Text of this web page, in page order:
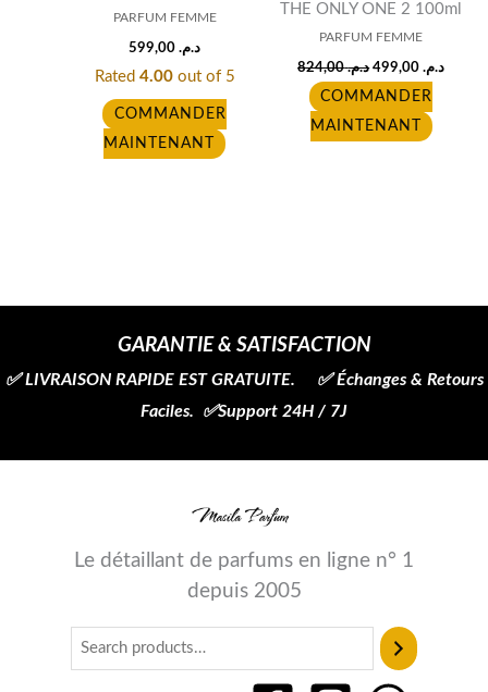
PARFUM FEMME
د.م.599,00
Rated 4.00out of 5
COMMANDER
MAINTENANT
THE ONLY ONE 2 100ml
PARFUM FEMME
د.م.824,00 د.م.499,00
COMMANDER
MAINTENANT
GARANTIE & SATISFACTION
✅ LIVRAISON RAPIDE EST GRATUITE. ✅ Échanges & Retours
Faciles. ✅Support 24H / 7J
Le détaillant de parfums en ligne n° 1
depuis 2005